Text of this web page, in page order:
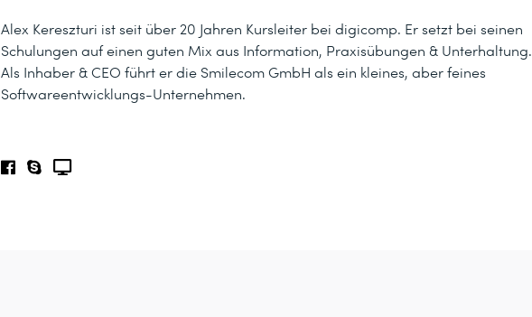
Alex Kereszturi ist seit über 20 Jahren Kursleiter bei digicomp. Er setzt bei seinen
Schulungen auf einen guten Mix aus Information, Praxisübungen & Unterhaltung.
Als Inhaber & CEO führt er die Smilecom GmbH als ein kleines, aber feines
Softwareentwicklungs-Unternehmen.